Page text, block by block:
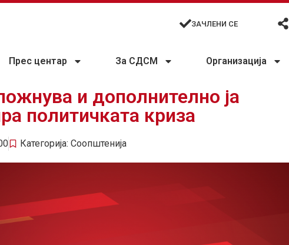
ЗАЧЛЕНИ СЕ
Прес центар За СДСМ Организација
и дополнително ја
политичката криза
Категорија: Соопштенија